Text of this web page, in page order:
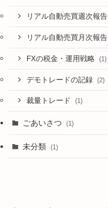
リアル自動売買週次報告
リアル自動売買月次報告
FXの税金・運用戦略 (1)
デモトレードの記録 (2)
裁量トレード (1)
ごあいさつ (1)
未分類 (1)